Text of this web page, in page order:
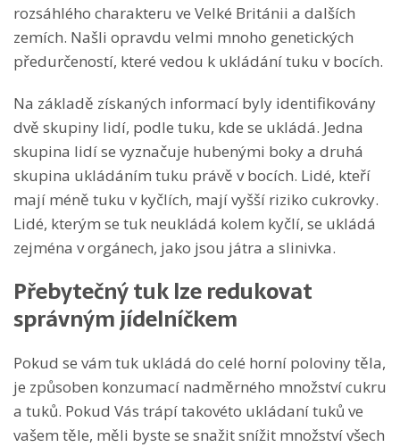
rozsáhlého charakteru ve Velké Británii a dalších
zemích. Našli opravdu velmi mnoho genetických
předurčeností, které vedou k ukládání tuku v bocích.
Na základě získaných informací byly identifikovány
dvě skupiny lidí, podle tuku, kde se ukládá. Jedna
skupina lidí se vyznačuje hubenými boky a druhá
skupina ukládáním tuku právě v bocích. Lidé, kteří
mají méně tuku v kyčlích, mají vyšší riziko cukrovky.
Lidé, kterým se tuk neukládá kolem kyčlí, se ukládá
zejména v orgánech, jako jsou játra a slinivka.
Přebytečný tuk lze redukovat
správným jídelníčkem
Pokud se vám tuk ukládá do celé horní poloviny těla,
je způsoben konzumací nadměrného množství cukru
a tuků. Pokud Vás trápí takovéto ukládaní tuků ve
vašem těle, měli byste se snažit snížit množství všech